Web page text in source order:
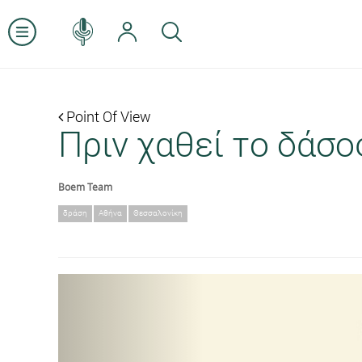
Point Of View
Πριν χαθεί το
Boem Team
δράση Αθήνα Θεσσαλονίκη